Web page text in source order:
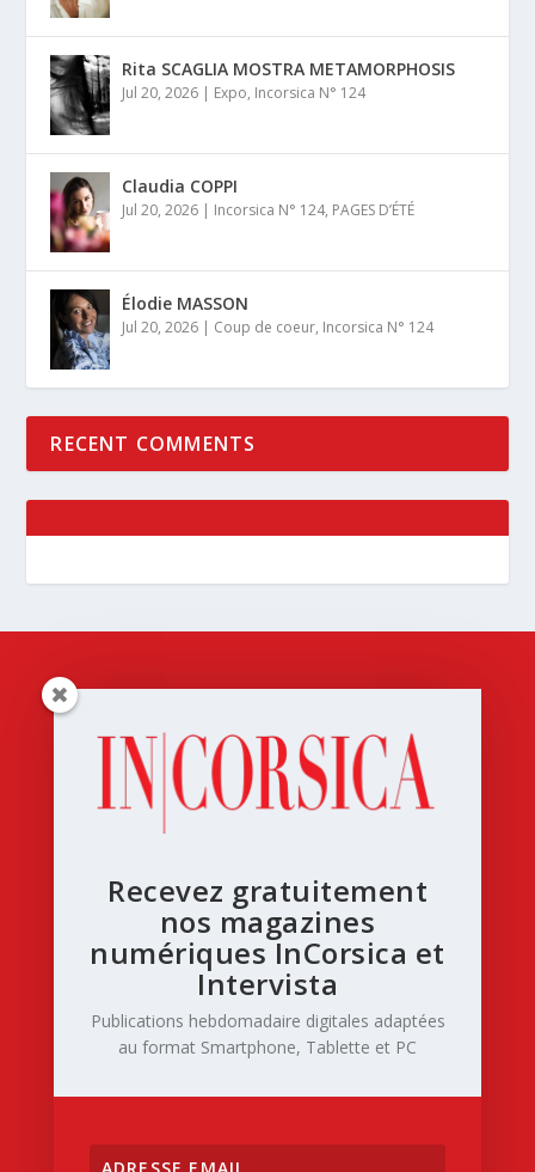
Rita SCAGLIA MOSTRA METAMORPHOSIS
Jul 20, 2026 | Expo, Incorsica N° 124
Claudia COPPI
Jul 20, 2026 | Incorsica N° 124, PAGES D’ÉTÉ
Élodie MASSON
Jul 20, 2026 | Coup de coeur, Incorsica N° 124
RECENT COMMENTS
Recevez gratuitement
nos magazines
numériques InCorsica et
Intervista
Publications hebdomadaire digitales adaptées
au format Smartphone, Tablette et PC